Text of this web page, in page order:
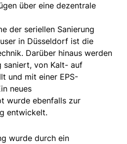
über eine dezentrale
der seriellen Sanierung
in Düsseldorf ist die
Darüber hinaus werden
saniert, von Kalt- auf
und mit einer EPS-
neues
wurde ebenfalls zur
entwickelt.
wurde durch ein